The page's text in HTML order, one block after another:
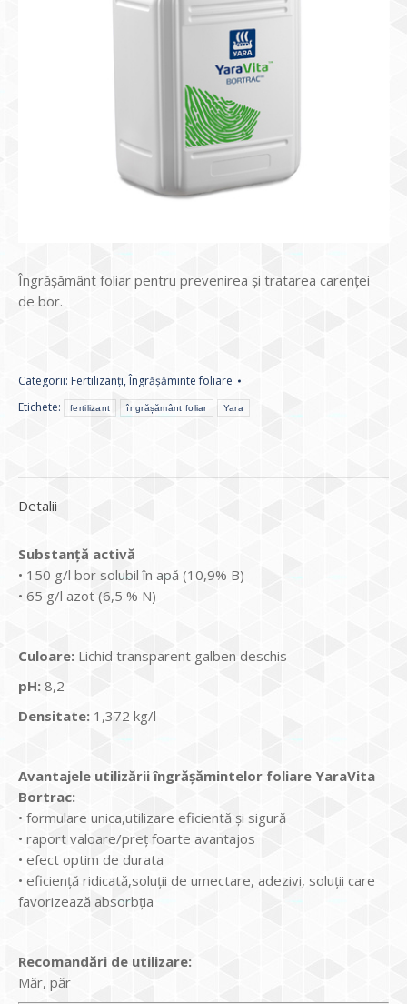
Îngrăşământ foliar pentru prevenirea şi tratarea carenţei
de bor.
Categorii: Fertilizanți,Îngrășăminte foliare
Etichete:
fertilizant îngrășământ foliar Yara
Detalii
Substanţă activă
• 150 g/l bor solubil în apă (10,9% B)
• 65 g/l azot (6,5 % N)
Culoare: Lichid transparent galben deschis
pH: 8,2
Densitate: 1,372 kg/l
Avantajele utilizării îngrăşămintelor foliare YaraVita
Bortrac:
• formulare unica,utilizare eficientă şi sigură
• raport valoare/preţ foarte avantajos
• efect optim de durata
• eficienţă ridicată,soluţii de umectare, adezivi, soluţii care
favorizează absorbţia
Recomandări de utilizare:
Măr, păr